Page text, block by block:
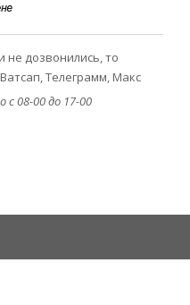
не дозвонились, то
Телеграмм, Макс
08-00 до 17-00